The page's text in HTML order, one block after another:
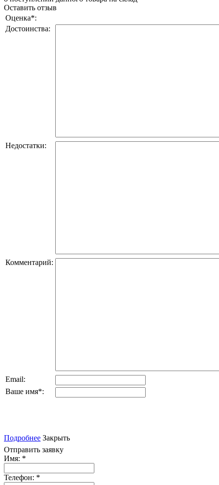
Оставить отзыв
Оценка*:
Достоинства:
Недостатки:
Комментарий:
Email:
Ваше имя*:
Подробнее Закрыть
Отправить заявку
Имя: *
Телефон: *